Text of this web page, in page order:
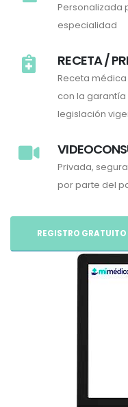
Personalizada
especialidad
RECETA /
Receta
con la
legislación
Privada,
por parte del
REGISTRO GRATUITO